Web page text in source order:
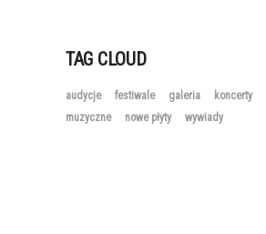
TAG CLOUD
audycje festiwale galeria koncerty
muzyczne
nowe płyty wywiady